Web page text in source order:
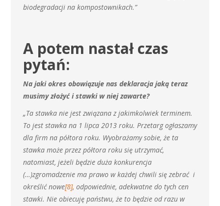
biodegradacji na kompostownikach.”
A potem nastał czas
pytań:
Na jaki okres obowiązuje nas deklaracja jaką teraz
musimy złożyć i stawki w niej zawarte?
„Ta stawka nie jest związana z jakimkolwiek terminem.
To jest stawka na 1 lipca 2013 roku. Przetarg ogłaszamy
dla firm na półtora roku. Wyobrażamy sobie, że ta
stawka może przez półtora roku się utrzymać,
natomiast, jeżeli będzie duża konkurencja
(…)zgromadzenie ma prawo w każdej chwili się zebrać i
określić nowe[8], odpowiednie, adekwatne do tych cen
stawki. Nie obiecuję państwu, że to będzie od razu w